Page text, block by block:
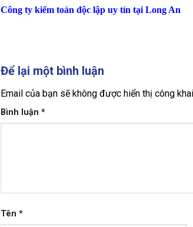
Công ty kiểm toán độc lập uy tín tại Long An
Để lại một bình luận
Email của bạn sẽ không được hiển thị công
Bình luận*
Tên*